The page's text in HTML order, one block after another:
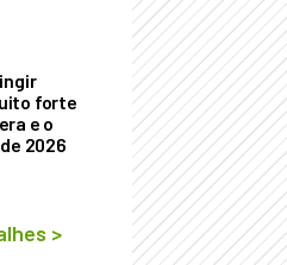
forte
e o
2026
>